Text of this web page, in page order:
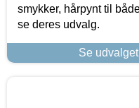
smykker, hårpynt til
se deres udvalg.
Se